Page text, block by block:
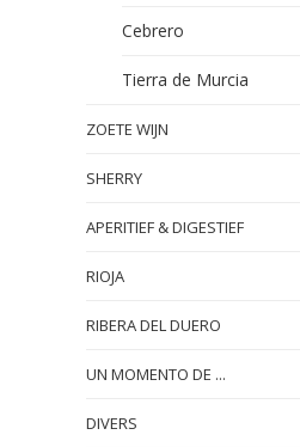
Cebrero
Tierra de Murcia
ZOETE WIJN
SHERRY
APERITIEF & DIGESTIEF
RIOJA
RIBERA DEL DUERO
UN MOMENTO DE ...
DIVERS